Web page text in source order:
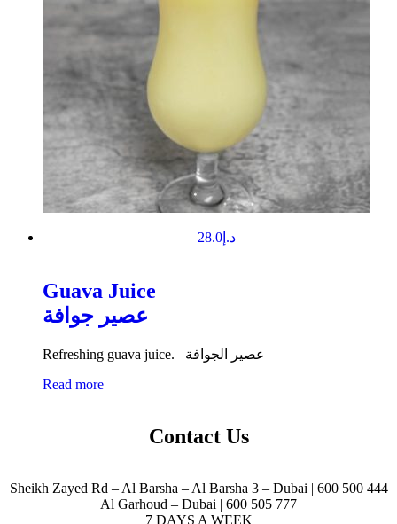
د.إ28.0
Guava Juice
عصير جوافة
Refreshing guava juice. عصير الجوافة
Read more
Contact Us
Sheikh Zayed Rd – Al Barsha – Al Barsha 3 – Dubai | 600 500 444
Al Garhoud – Dubai | 600 505 777
7 DAYS A WEEK